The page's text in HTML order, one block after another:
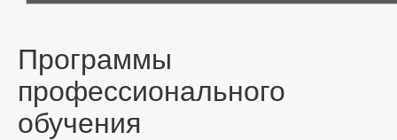
Программы
профессионального
обучения